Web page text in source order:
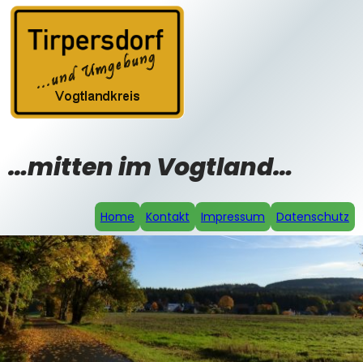
Zum
Inhalt
springen
…mitten im Vogtland…
Home Kontakt Impressum Datenschutz